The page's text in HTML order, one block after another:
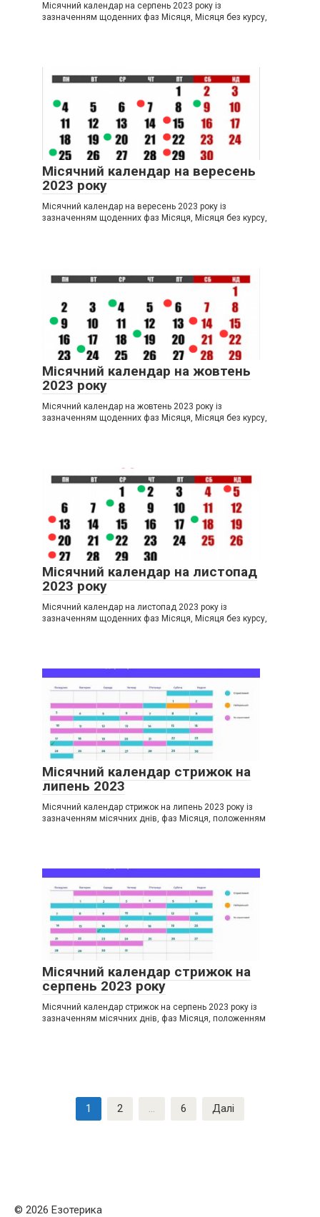
Місячний календар на серпень 2023 року із
зазначенням щоденних фаз Місяця, Місяця без курсу,
Місячний календар на вересень
2023 року
Місячний календар на вересень 2023 року із
зазначенням щоденних фаз Місяця, Місяця без курсу,
Місячний календар на жовтень
2023 року
Місячний календар на жовтень 2023 року із
зазначенням щоденних фаз Місяця, Місяця без курсу,
Місячний календар на листопад
2023 року
Місячний календар на листопад 2023 року із
зазначенням щоденних фаз Місяця, Місяця без курсу,
Місячний календар стрижок на
липень 2023
Місячний календар стрижок на липень 2023 року із
зазначенням місячних днів, фаз Місяця, положенням
Місячний календар стрижок на
серпень 2023 року
Місячний календар стрижок на серпень 2023 року із
зазначенням місячних днів, фаз Місяця, положенням
1 2 … 6 Далі
© 2026 Езотерика